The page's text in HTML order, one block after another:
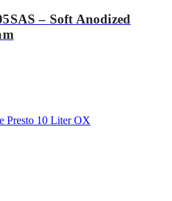
– Soft Anodized